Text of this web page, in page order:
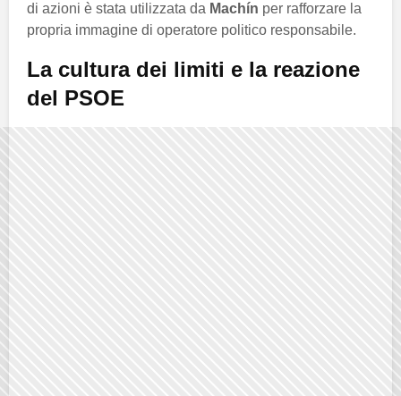
di azioni è stata utilizzata da Machín per rafforzare la
propria immagine di operatore politico responsabile.
La cultura dei limiti e la reazione
del PSOE